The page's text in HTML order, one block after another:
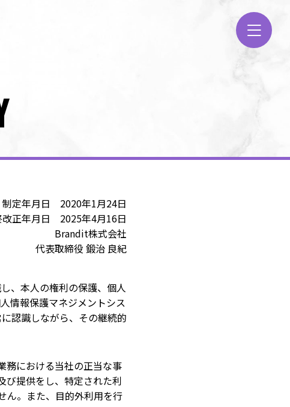
制定年月日 2020年1月24日
改正年月日 2025年4月16日
Brandit株式会社
代表取締役 鍛治 良紀
、本人の権利の保護、個人
情報保護マネジメントシス
認識しながら、その継続的
務における当社の正当な事
び提供をし、特定された利
ん。また、目的外利用を行